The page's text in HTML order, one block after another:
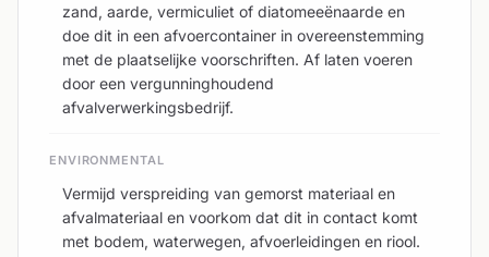
zand, aarde, vermiculiet of diatomeeënaarde en
doe dit in een afvoercontainer in overeenstemming
met de plaatselijke voorschriften. Af laten voeren
door een vergunninghoudend
afvalverwerkingsbedrijf.
ENVIRONMENTAL
Vermijd verspreiding van gemorst materiaal en
afvalmateriaal en voorkom dat dit in contact komt
met bodem, waterwegen, afvoerleidingen en riool.